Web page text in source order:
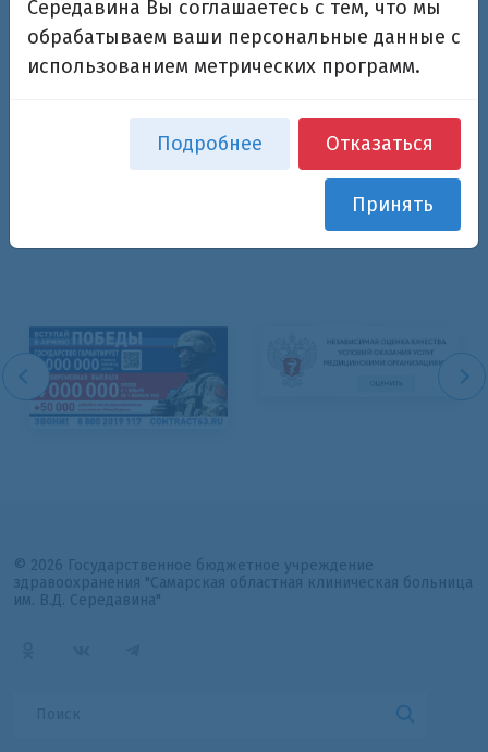
Дополнительная информация
Основная специализация:
врач-нейрохирург
Нейрохирургическое отделение
© 2026 Государственное бюджетное учреждение
здравоохранения "Самарская областная клиническая больница
им. В.Д. Середавина"
Середавина Вы соглашаетесь с тем, что мы
обрабатываем ваши персональные данные с
использованием метрических программ.
Подробнее Отказаться
Принять